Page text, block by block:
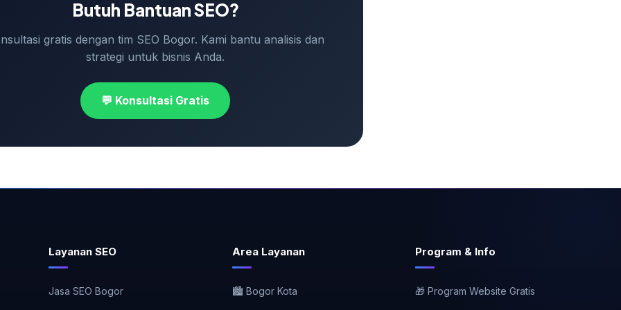
Butuh Bantuan SEO?
gratis dengan tim SEO Bogor. Kami bantu analisis dan
strategi untuk bisnis Anda.
💬 Konsultasi Gratis
Layanan SEO
Jasa SEO Bogor
Area Layanan
🏙️ Bogor Kota
Program & Info
🎁 Program Website Gratis